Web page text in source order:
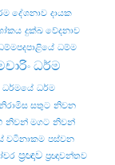
දේශනාව දායක
දුක්ඛ වේදනාව
ධම්ම
ධර්ම
ධර්මයේ ධර්ම
සතුට නිවන
නිවන් මගට නිවන්
වටිනාකම පස්වන
ප්‍රඥාව ප්‍රඥාවන්තව